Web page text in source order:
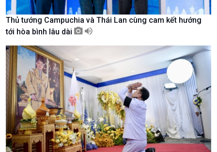
Kinh tế
Tin Kinh tế
Nông nghiệp & Biển đảo
Tin Nông nghiệp & Biển
Thủ tướng Campuchia và Thái Lan cùng cam kết hướng
tới hòa bình lâu dài